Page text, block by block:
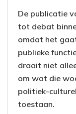
De publicatie
tot debat
omdat het
publieke
draait niet
om wat die
politiek-
toestaan.